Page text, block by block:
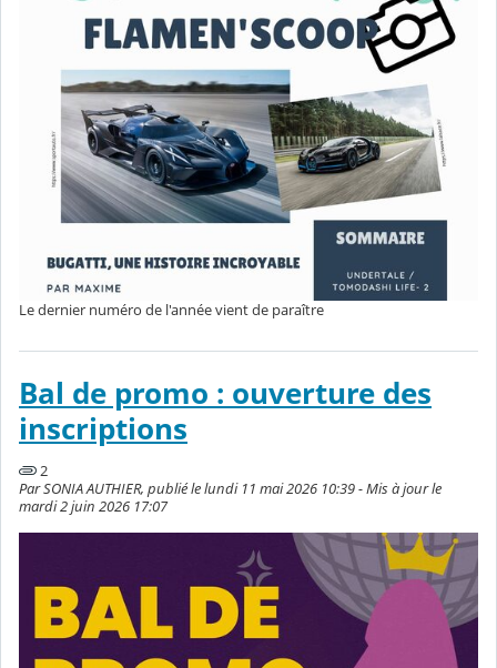
Le dernier numéro de l'année vient de paraître
Bal de promo : ouverture des
inscriptions
2
Par SONIA AUTHIER, publié le lundi 11 mai 2026 10:39 - Mis à jour le
mardi 2 juin 2026 17:07